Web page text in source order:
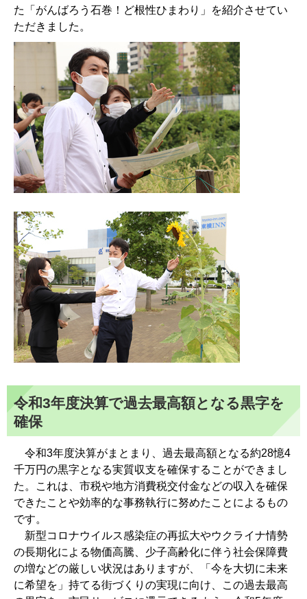
た「がんばろう石巻！ど根性ひまわり」を紹介させてい
ただきました。
令和3年度決算で過去最高額となる黒字を
確保
令和3年度決算がまとまり、過去最高額となる約28憶4
千万円の黒字となる実質収支を確保することができまし
た。これは、市税や地方消費税交付金などの収入を確保
できたことや効率的な事務執行に努めたことによるもの
です。
新型コロナウイルス感染症の再拡大やウクライナ情勢
の長期化による物価高騰、少子高齢化に伴う社会保障費
の増などの厳しい状況はありますが、「今を大切に未来
に希望を」持てる街づくりの実現に向け、この過去最高